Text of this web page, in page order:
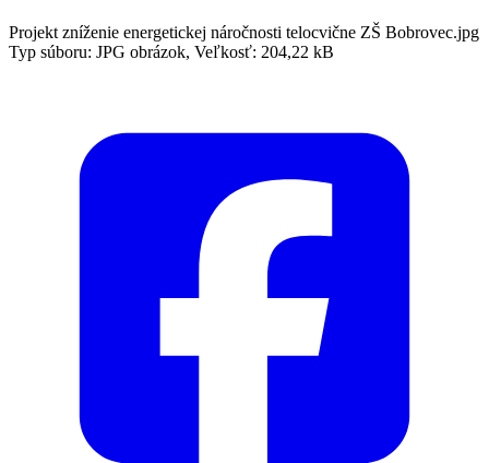
Projekt zníženie energetickej náročnosti telocvične ZŠ Bobrovec.jpg
Typ súboru: JPG obrázok, Veľkosť: 204,22 kB